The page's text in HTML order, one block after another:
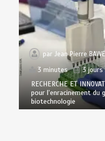
parJean Pierre
3 minutes
3 jours
RECHERCHE ET
pour l’enracinement du
biotechnologie